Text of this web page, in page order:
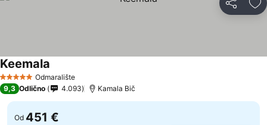
Deli
5 ZvezdiceOdmaralište
Keemala
9,3 Odlično 4.093 Kamala Bič
Od 451 €